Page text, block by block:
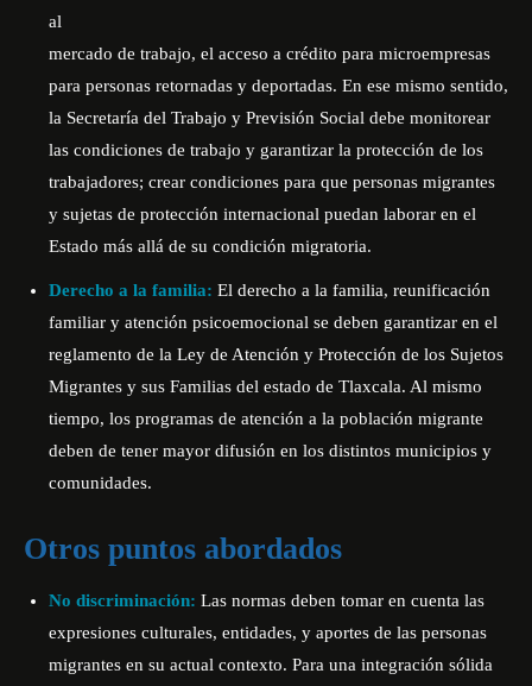
al
mercado de trabajo, el acceso a crédito para microempresas
para personas retornadas y deportadas. En ese mismo sentido,
la Secretaría del Trabajo y Previsión Social debe monitorear
las condiciones de trabajo y garantizar la protección de los
trabajadores; crear condiciones para que personas migrantes
y sujetas de protección internacional puedan laborar en el
Estado más allá de su condición migratoria.
Derecho a la familia: El derecho a la familia, reunificación
familiar y atención psicoemocional se deben garantizar en el
reglamento de la Ley de Atención y Protección de los Sujetos
Migrantes y sus Familias del estado de Tlaxcala. Al mismo
tiempo, los programas de atención a la población migrante
deben de tener mayor difusión en los distintos municipios y
comunidades.
Otros puntos abordados
No discriminación: Las normas deben tomar en cuenta las
expresiones culturales, entidades, y aportes de las personas
migrantes en su actual contexto. Para una integración sólida